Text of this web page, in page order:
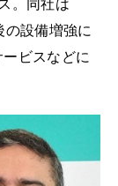
。同社は
設備増強に
ビスなどに